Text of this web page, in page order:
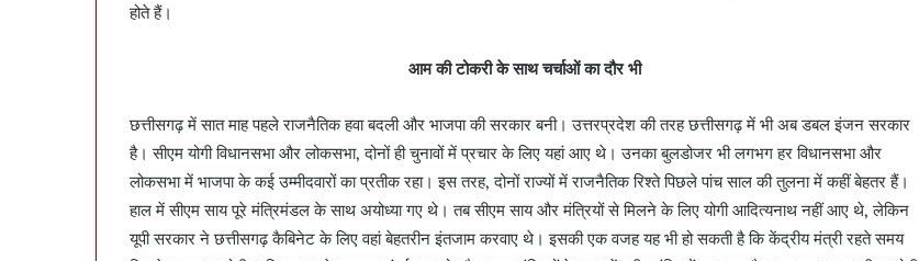
होते हैं।
आम की टोकरी के साथ चर्चाओं का दौर भी
छत्तीसगढ़ में सात माह पहले राजनैतिक हवा बदली और भाजपा की सरकार बनी। उत्तरप्रदेश की तरह छत्तीसगढ़ में भी अब डबल इंजन सरकार
है। सीएम योगी विधानसभा और लोकसभा, दोनों ही चुनावों में प्रचार के लिए यहां आए थे। उनका बुलडोजर भी लगभग हर विधानसभा और
लोकसभा में भाजपा के कई उम्मीदवारों का प्रतीक रहा। इस तरह, दोनों राज्यों में राजनैतिक रिश्ते पिछले पांच साल की तुलना में कहीं बेहतर हैं।
हाल में सीएम साय पूरे मंत्रिमंडल के साथ अयोध्या गए थे। तब सीएम साय और मंत्रियों से मिलने के लिए योगी आदित्यनाथ नहीं आए थे, लेकिन
यूपी सरकार ने छत्तीसगढ़ कैबिनेट के लिए वहां बेहतरीन इंतजाम करवाए थे। इसकी एक वजह यह भी हो सकती है कि केंद्रीय मंत्री रहते समय